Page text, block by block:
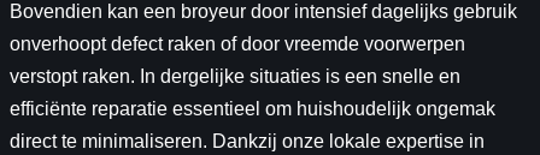
Bovendien kan een broyeur door intensief dagelijks gebruik
onverhoopt defect raken of door vreemde voorwerpen
verstopt raken. In dergelijke situaties is een snelle en
efficiënte reparatie essentieel om huishoudelijk ongemak
direct te minimaliseren. Dankzij onze lokale expertise in